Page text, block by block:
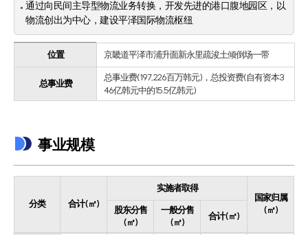
通过向民间主导型物流业务转换，开发先进的港口腹地园区，以
物流创出为中心，建设平泽国际物流枢纽
位置 京畿道平泽市浦升面新永里疏浚土倾倒场一带
总事业费
总事业费(197,226百万韩元)，总投资费(自有资本3
46亿韩元中的15.5亿韩元)
事业规模
分类 合计(㎡)
实施者取得
国家归属
(㎡)
股东分售
(㎡)
一般分售
(㎡)
合计(㎡)